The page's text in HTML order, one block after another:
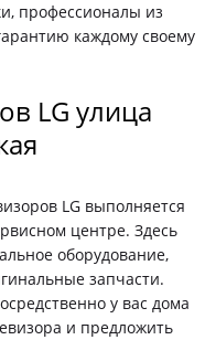
профессионалы из
каждому своему
LG улица
LG выполняется
центре. Здесь
оборудование,
запчасти.
у вас дома
и предложить